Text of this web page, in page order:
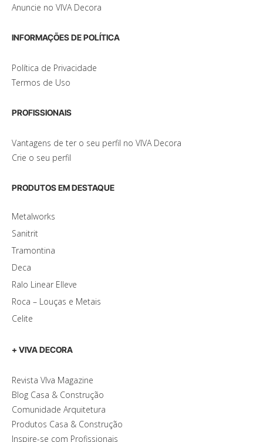
Anuncie no VIVA Decora
INFORMAÇÕES DE POLÍTICA
Política de Privacidade
Termos de Uso
PROFISSIONAIS
Vantagens de ter o seu perfil no VIVA Decora
Crie o seu perfil
PRODUTOS EM DESTAQUE
Metalworks
Sanitrit
Tramontina
Deca
Ralo Linear Elleve
Roca – Louças e Metais
Celite
+ VIVA DECORA
Revista VIva Magazine
Blog Casa & Construção
Comunidade Arquitetura
Produtos Casa & Construção
Inspire-se com Profissionais